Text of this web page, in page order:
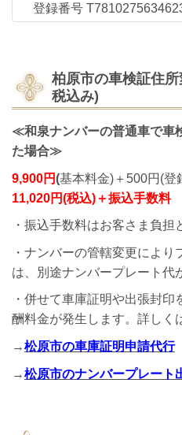
登録番号
柏原市の車検証住
税込み)
≪和泉ナンバーの普通車で車
た場合≫
9,900円(基本料金)＋500円(登
11,020円(税込)＋振込手数料
・振込手数料はお客さま負担
・ナンバーの管轄変更によ
は、別途ナンバープレート代
・併せて車庫証明や出張封
酬料金が発生します。詳しく
→松原市の車庫証明申請代行
→松原市のナンバープレート